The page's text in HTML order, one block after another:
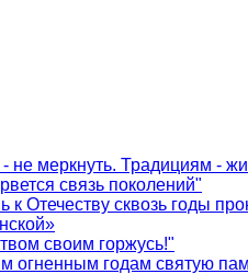
меркнуть. Традициям -
связь поколений"
Отечеству сквозь годы
своим горжусь!"
огненным годам святую